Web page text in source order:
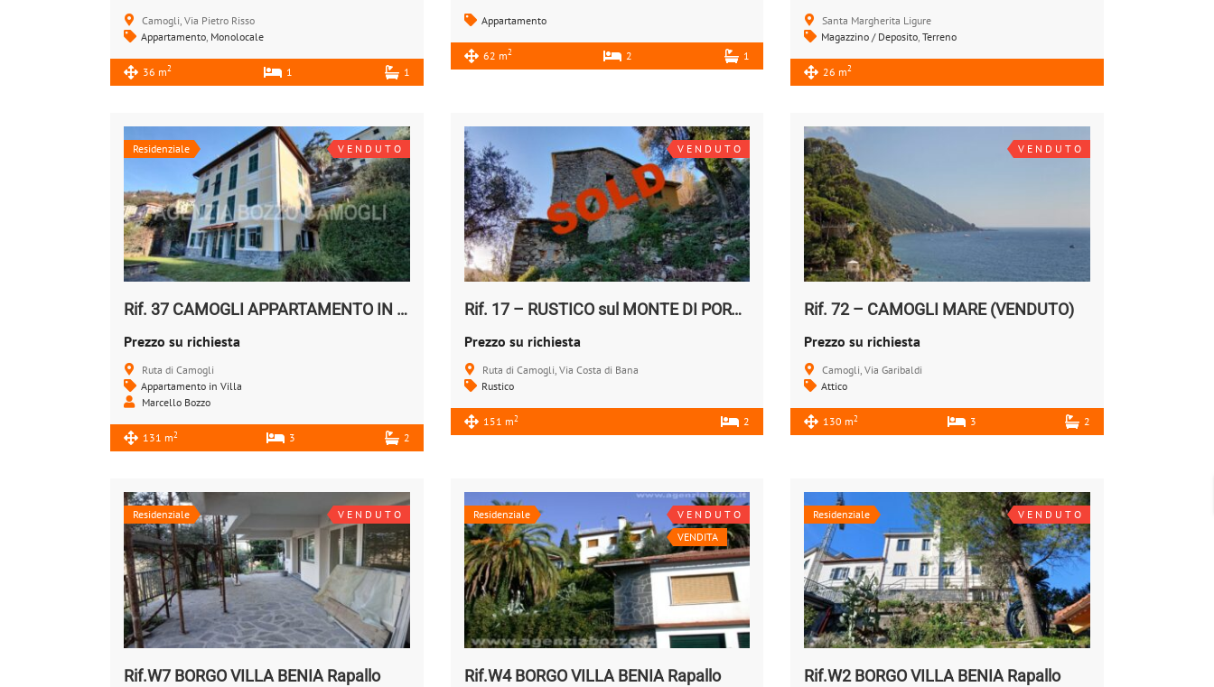
Camogli, Via Pietro Risso
Appartamento Monolocale
36 m2 1 1
Appartamento
62 m2 2 1
Santa Margherita Ligure
Magazzino / Deposito ,Terreno
26 m2
Residenziale V E N D U T O
Rif. 37 CAMOGLI APPARTAMENTO IN VILLA Vendesi
Prezzo su richiesta
Ruta di Camogli
Appartamento in Villa
Marcello Bozzo
131 m2 3 2
V E N D U T O
Rif. 17 – RUSTICO sul MONTE DI PORTOFINO
Prezzo su richiesta
Ruta di Camogli, Via Costa di Bana
Rustico
151 m2 2
V E N D U T O
Rif. 72 – CAMOGLI MARE (VENDUTO)
Prezzo su richiesta
Camogli, Via Garibaldi
Attico
130 m2 3 2
Residenziale V E N D U T O
Rif.W7 BORGO VILLA BENIA Rapallo
Residenziale
V E N D U T O
VENDITA
Rif.W4 BORGO VILLA BENIA Rapallo
Residenziale V E N D U T O
Rif.W2 BORGO VILLA BENIA Rapallo